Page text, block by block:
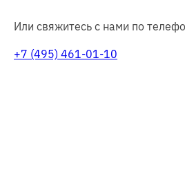
Или свяжитесь с нами по
+7 (495) 461-01-10